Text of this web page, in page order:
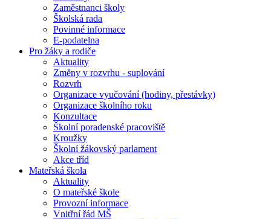
Zaměstnanci školy
Školská rada
Povinné informace
E-podatelna
Pro žáky a rodiče
Aktuality
Změny v rozvrhu - suplování
Rozvrh
Organizace vyučování (hodiny, přestávky)
Organizace školního roku
Konzultace
Školní poradenské pracoviště
Kroužky
Školní žákovský parlament
Akce tříd
Mateřská škola
Aktuality
O mateřské škole
Provozní informace
Vnitřní řád MŠ